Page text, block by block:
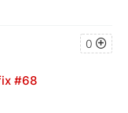
0
#68